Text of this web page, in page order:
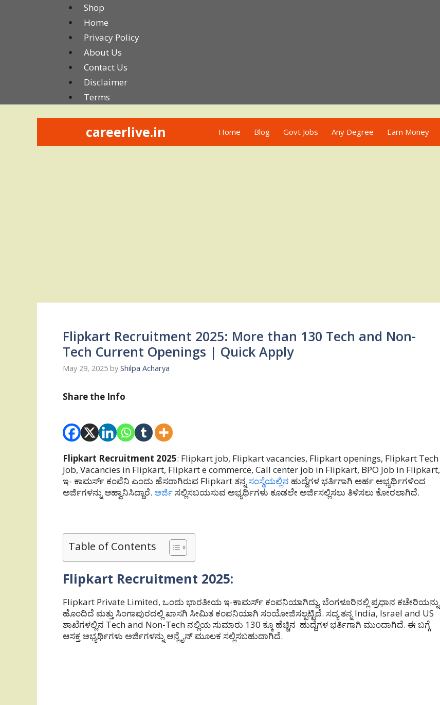
Shop
Home
Privacy Policy
About Us
Contact Us
Disclaimer
Terms
careerlive.in Home Blog Govt Jobs Any Degree Earn Money
Flipkart Recruitment 2025: More than 130 Tech and Non-
Tech Current Openings | Quick Apply
May 29, 2025 by Shilpa Acharya
Share the Info
Flipkart Recruitment 2025: Flipkart job, Flipkart vacancies, Flipkart openings, Flipkart Tech
Job, Vacancies in Flipkart, Flipkart e commerce, Call center job in Flipkart, BPO Job in Flipkart,
ಇ- ಕಾಮರ್ಸ್ ಕಂಪೆನಿ ಎಂದು ಹೆಸರಾಗಿರುವ Flipkart ತನ್ನಸಂಸ್ಥೆಯಲ್ಲಿನ ಹುದ್ದೆಗಳ ಭರ್ತಿಗಾಗಿ ಅರ್ಹ ಅಭ್ಯರ್ಥಿಗಳಿಂದ
ಅರ್ಜಿಗಳನ್ನು ಆಹ್ವಾನಿಸಿದ್ದಾರೆ. ಅರ್ಜಿ ಸಲ್ಲಿಸಬಯಸುವ ಅಭ್ಯರ್ಥಿಗಳು ಕೂಡಲೇ ಅರ್ಜಿಸಲ್ಲಿಸಲು ತಿಳಿಸಲು ಕೋರಲಾಗಿದೆ.
Table of Contents
Flipkart Recruitment 2025:
Flipkart Private Limited, ಒಂದು ಭಾರತೀಯ ಇ-ಕಾಮರ್ಸ್ ಕಂಪನಿಯಾಗಿದ್ದು, ಬೆಂಗಳೂರಿನಲ್ಲಿ ಪ್ರಧಾನ ಕಚೇರಿಯನ್ನು
ಹೊಂದಿದೆ ಮತ್ತು ಸಿಂಗಾಪುರದಲ್ಲಿ ಖಾಸಗಿ ಸೀಮಿತ ಕಂಪನಿಯಾಗಿ ಸಂಯೋಜಿಸಲ್ಪಟ್ಟಿದೆ. ಸದ್ಯ ತನ್ನ India, Israel and US
ಶಾಖೆಗಳಲ್ಲಿನ Tech and Non-Tech ನಲ್ಲಿಯ ಸುಮಾರು 130 ಕ್ಕೂ ಹೆಚ್ಚಿನ ಹುದ್ದೆಗಳ ಭರ್ತಿಗಾಗಿ ಮುಂದಾಗಿದೆ. ಈ ಬಗ್ಗೆ
ಆಸಕ್ತ ಅಭ್ಯರ್ಥಿಗಳು ಅರ್ಜಿಗಳನ್ನು ಆನ್ಲೈನ್ ಮೂಲಕ ಸಲ್ಲಿಸಬಹುದಾಗಿದೆ.